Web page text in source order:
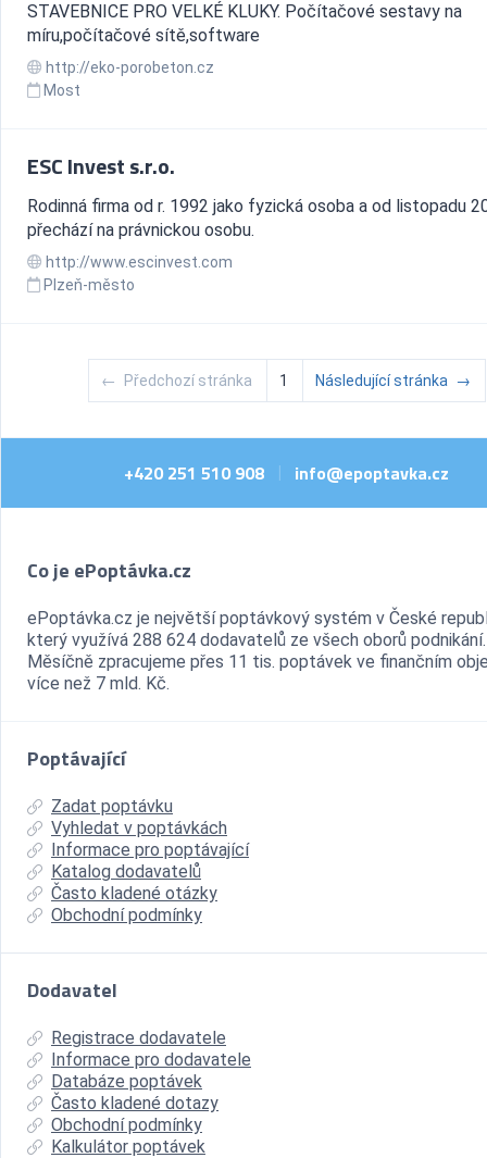
STAVEBNICE PRO VELKÉ KLUKY. Počítačové sestavy na
míru,počítačové sítě,software
http://eko-porobeton.cz
Most
ESC Invest s.r.o.
Rodinná firma od r. 1992 jako fyzická osoba a od listopadu
přechází na právnickou osobu.
http://www.escinvest.com
Plzeň-město
← Předchozí stránka 1 Následující stránka →
+420 251 510 908 | info@epoptavka.cz
Co je ePoptávka.cz
ePoptávka.cz je největší poptávkový systém v České
který využívá 288 624 dodavatelů ze všech oborů podnikání.
Měsíčně zpracujeme přes 11 tis. poptávek ve finančním
více než 7 mld. Kč.
Poptávající
Zadat poptávku
Vyhledat v poptávkách
Informace pro poptávající
Katalog dodavatelů
Často kladené otázky
Obchodní podmínky
Dodavatel
Registrace dodavatele
Informace pro dodavatele
Databáze poptávek
Často kladené dotazy
Obchodní podmínky
Kalkulátor poptávek